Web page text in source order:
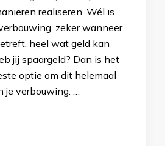
realiseren. Wél is
zeker wanneer
heel wat geld kan
jij spaargeld? Dan is het
optie om dit helemaal
je verbouwing. …